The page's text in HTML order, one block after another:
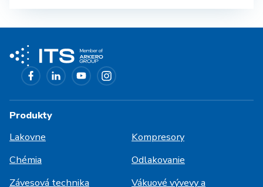
Produkty
Lakovne
Kompresory
Chémia
Odlakovanie
Závesová technika
Vákuové vývevy a